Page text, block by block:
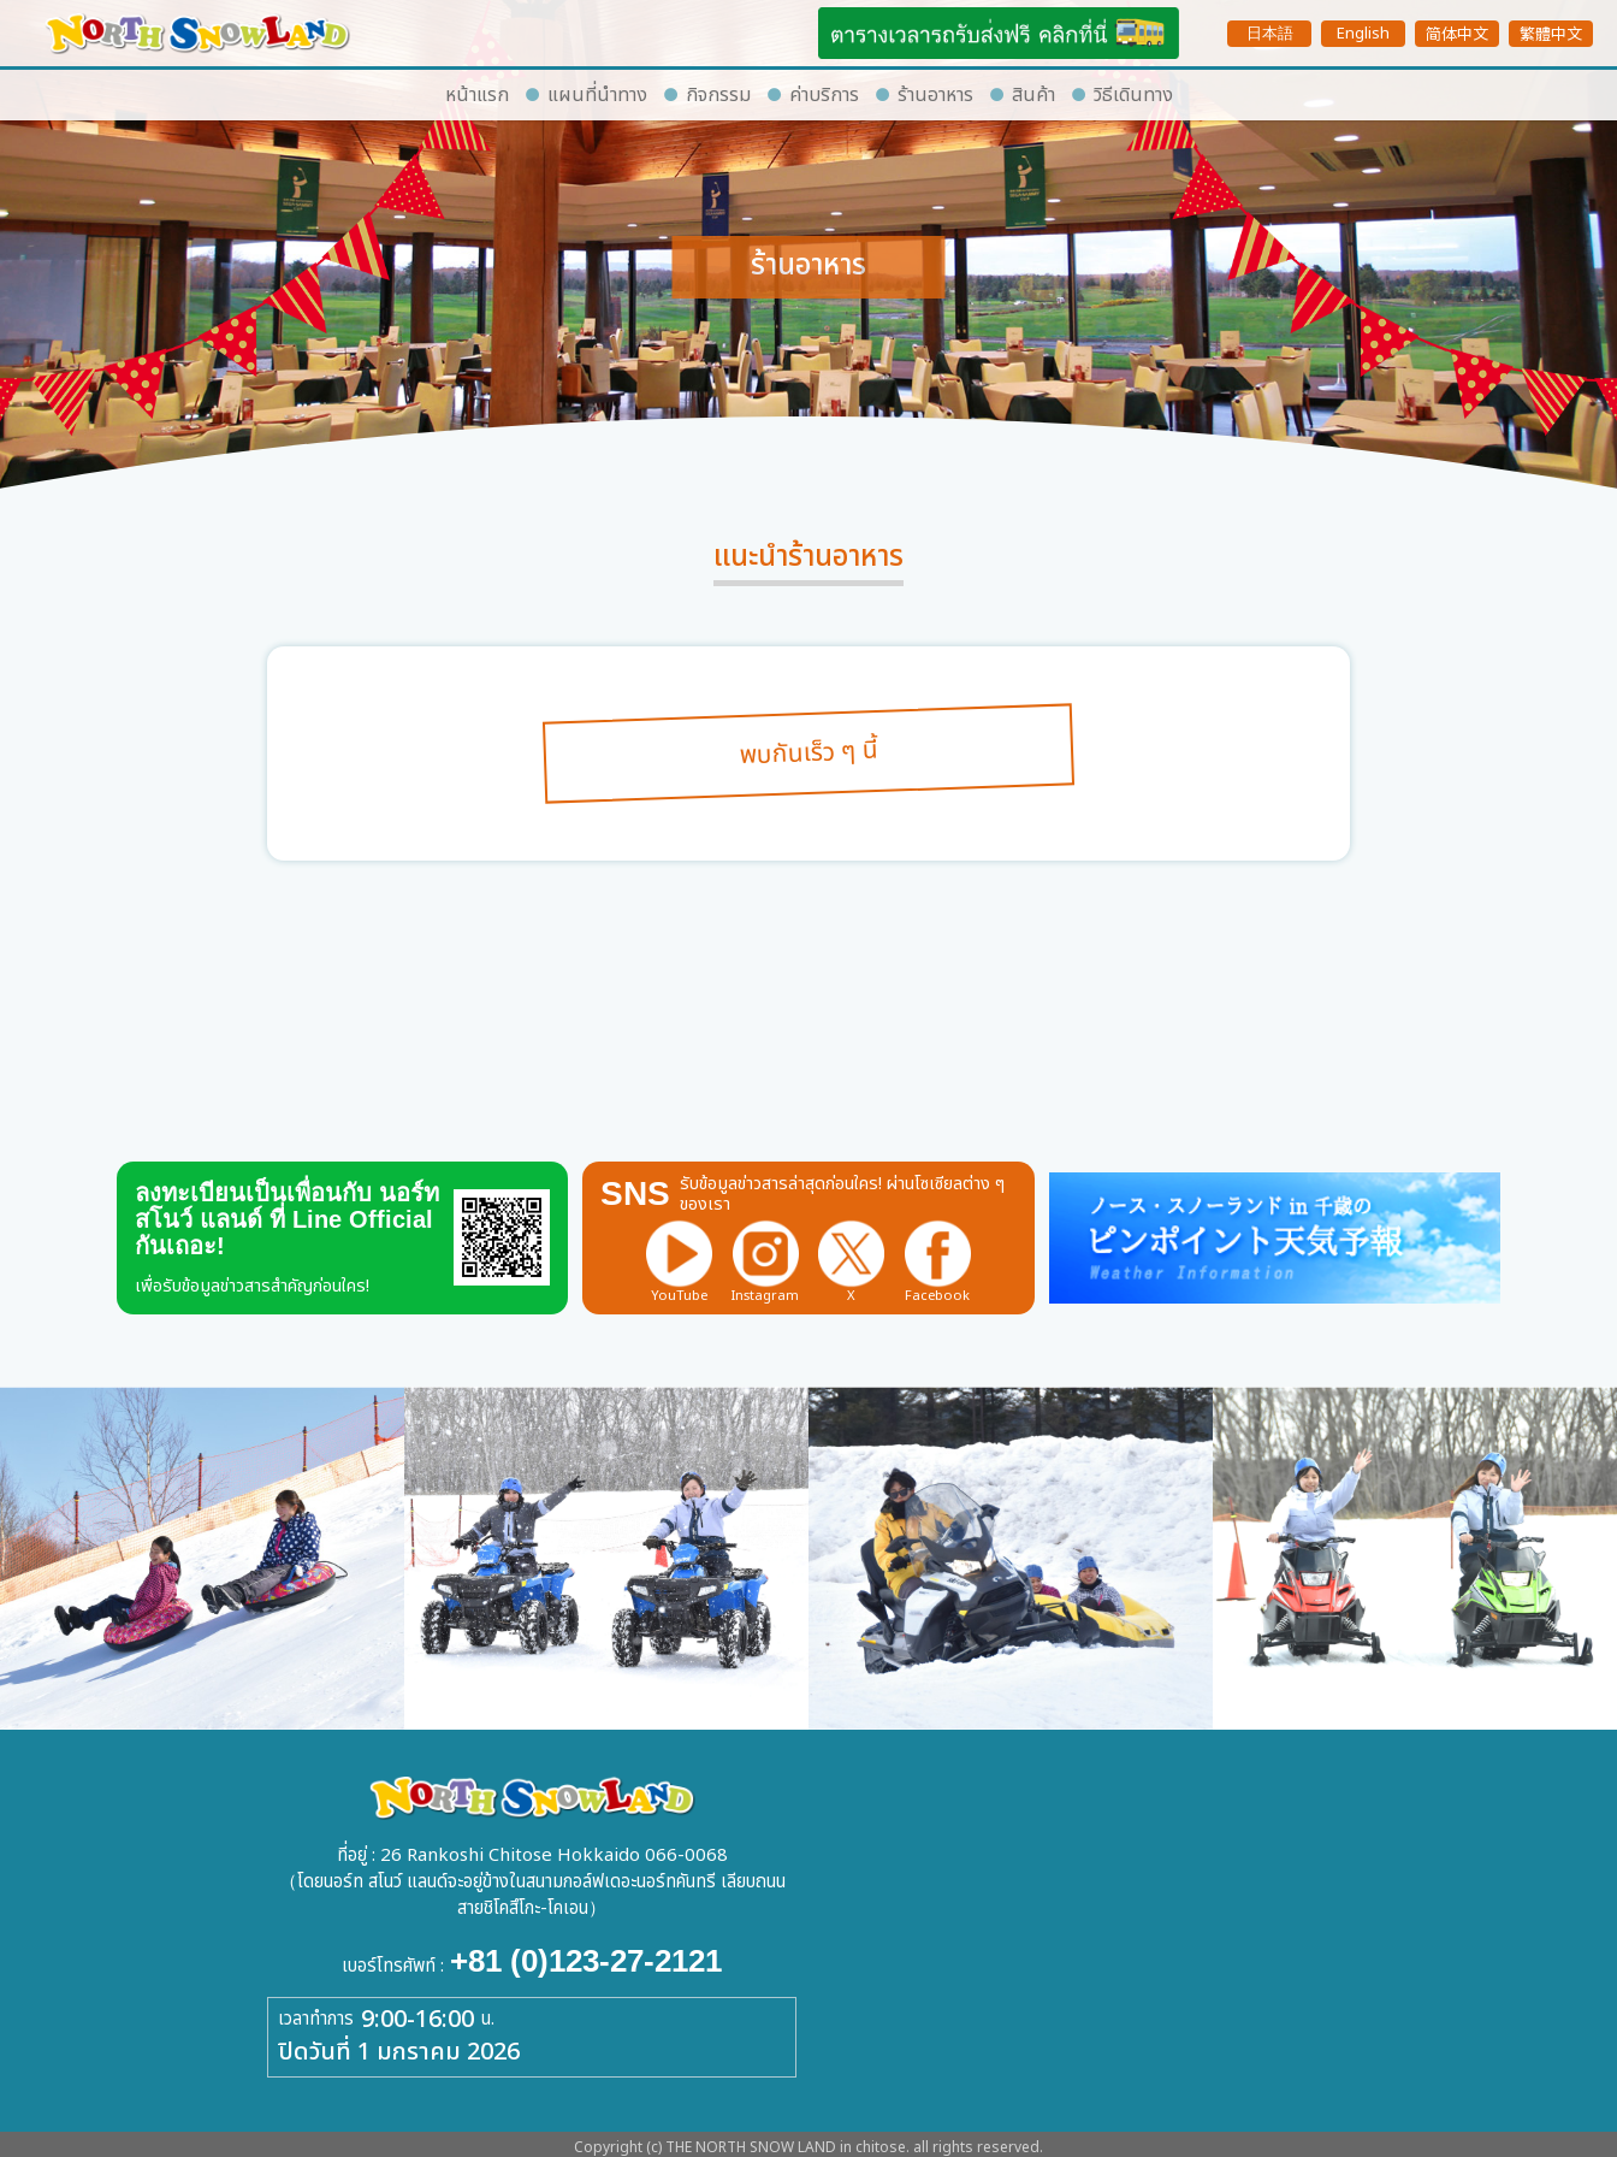
日本語 English 简体中文 繁體中文
หน้าแรก แผนที่นำทาง กิจกรรม ค่าบริการ ร้านอาหาร สินค้า วิธีเดินทาง
ร้านอาหาร
แนะนำร้านอาหาร
พบกันเร็ว ๆ นี้
ลงทะเบียนเป็นเพื่อนกับ นอร์ท
สโนว์ แลนด์ ที่ Line Official
กันเถอะ!
เพื่อรับข้อมูลข่าวสารสำคัญก่อนใคร!
SNS รับข้อมูลข่าวสารล่าสุดก่อนใคร! ผ่านโซเซียลต่าง ๆ
ของเรา
YouTube Instagram X Facebook
ที่อยู่ : 26 Rankoshi Chitose Hokkaido 066-0068
（โดยนอร์ท สโนว์ แลนด์จะอยู่ข้างในสนามกอล์ฟเดอะนอร์ทคันทรี เลียบถนน
สายชิโคสึโกะ-โคเอน）
เบอร์โทรศัพท์ : +81 (0)123-27-2121
เวลาทำการ 9:00-16:00 น.
ปิดวันที่ 1 มกราคม 2026
Copyright (c) THE NORTH SNOW LAND in chitose. all rights reserved.